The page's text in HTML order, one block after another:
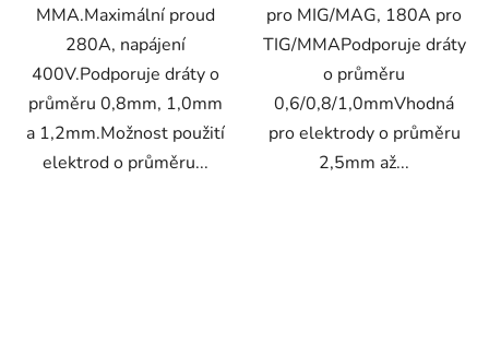
MMA.Maximální proud
280A, napájení
400V.Podporuje dráty o
průměru 0,8mm, 1,0mm
a 1,2mm.Možnost použití
elektrod o průměru...
pro MIG/MAG, 180A pro
TIG/MMAPodporuje dráty
o průměru
0,6/0,8/1,0mmVhodná
pro elektrody o průměru
2,5mm až...